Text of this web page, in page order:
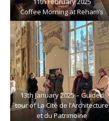
Coffee Morning at Reham’s
13th January 2025 – Guided
tour of La Cité de l’Architecture
et du Patrimoine